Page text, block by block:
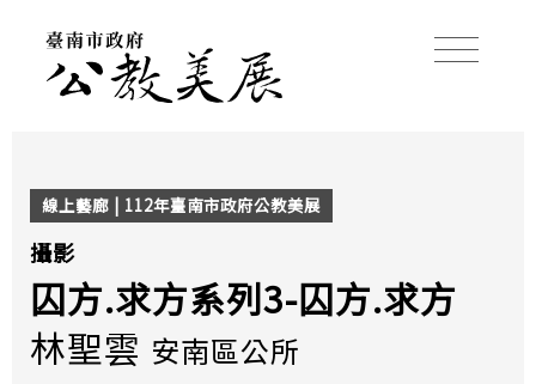
線上藝廊 | 112年臺南市政府公教美展
攝影
囚方.求方系列3-囚方.求方
林聖雲 安南區公所